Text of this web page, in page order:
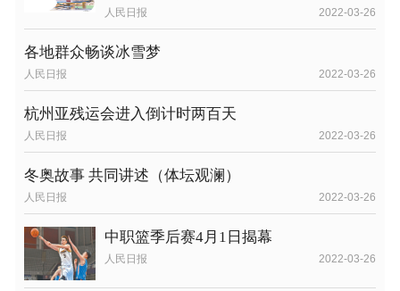
人民日报 2022-03-26
各地群众畅谈冰雪梦
人民日报 2022-03-26
杭州亚残运会进入倒计时两百天
人民日报 2022-03-26
冬奥故事 共同讲述（体坛观澜）
人民日报 2022-03-26
中职篮季后赛4月1日揭幕
人民日报 2022-03-26